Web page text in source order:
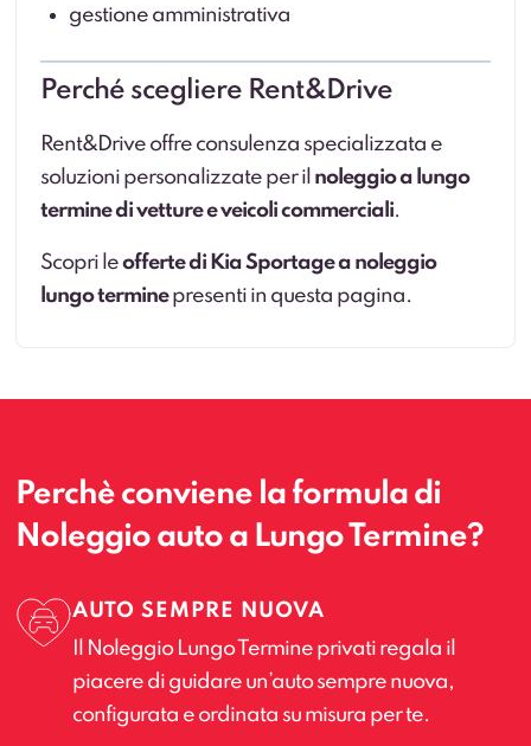
gestione amministrativa
Perché scegliere Rent&Drive
Rent&Drive offre consulenza specializzata e
soluzioni personalizzate per il noleggio a lungo
termine di vetture e veicoli commerciali.
Scopri leofferte di Kia Sportage a noleggio
lungo terminepresenti in questa pagina.
Perchè conviene la formula di
Noleggio auto a Lungo Termine?
AUTO SEMPRE NUOVA
Il Noleggio Lungo Termine privati regala il
piacere di guidare un’auto sempre nuova,
configurata e ordinata su misura per te.